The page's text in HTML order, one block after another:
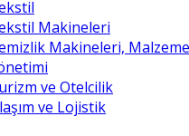
Makineleri
Makineleri,
ve Otelcilik
ve Lojistik